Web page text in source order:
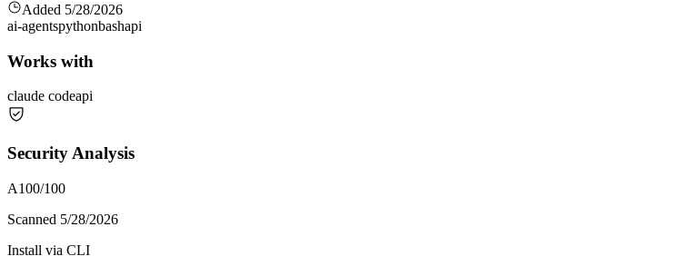
Added 5/28/2026
ai-agentspythonbashapi
Works with
claude codeapi
Security Analysis
A100/100
Scanned 5/28/2026
Install via CLI